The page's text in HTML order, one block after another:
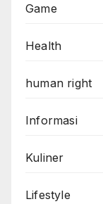
Game
Health
human right
Informasi
Kuliner
Lifestyle